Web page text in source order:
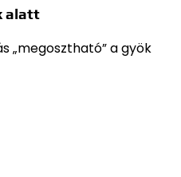
alatt
„megosztható” a gyök